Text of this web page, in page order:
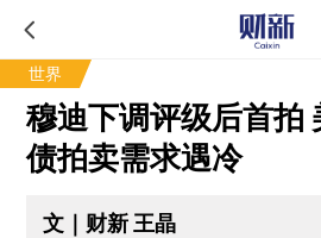
世界
穆迪下调评级后首拍
债拍卖需求遇冷
文｜财新 王晶